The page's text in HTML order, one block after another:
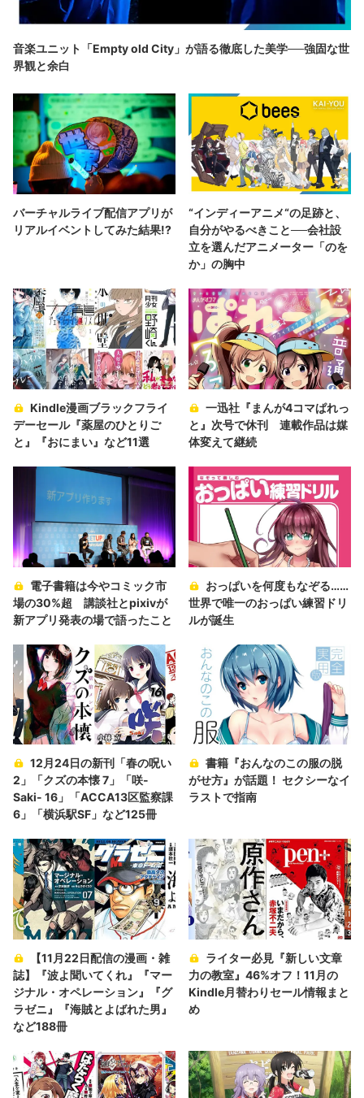
音楽ユニット「Empty old City」が語る徹底した美学──強固な世
界観と余白
バーチャルライブ配信アプリが
リアルイベントしてみた結果!?
“インディーアニメ“の足跡と、
自分がやるべきこと──会社設
立を選んだアニメーター「のを
か」の胸中
Kindle漫画ブラックフライ
デーセール『薬屋のひとりご
と』『おにまい』など11選
一迅社『まんが4コマぱれっ
と』次号で休刊 連載作品は媒
体変えて継続
電子書籍は今やコミック市
場の30%超 講談社とpixivが
新アプリ発表の場で語ったこと
おっぱいを何度もなぞる……
世界で唯一のおっぱい練習ドリ
ルが誕生
12月24日の新刊「春の呪い
2」「クズの本懐 7」「咲-
Saki- 16」「ACCA13区監察課
6」「横浜駅SF」など125冊
書籍『おんなのこの服の脱
がせ方』が話題！ セクシーなイ
ラストで指南
【11月22日配信の漫画・雑
誌】『波よ聞いてくれ』『マー
ジナル・オペレーション』『グ
ラゼニ』『海賊とよばれた男』
など188冊
ライター必見『新しい文章
力の教室』46%オフ！11月の
Kindle月替わりセール情報まと
め